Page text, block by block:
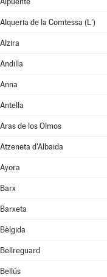
Alqueria de la Comtessa (L')
Alzira
Andilla
Anna
Antella
Aras de los Olmos
Atzeneta d'Albaida
Ayora
Barx
Barxeta
Bèlgida
Bellreguard
Bellús